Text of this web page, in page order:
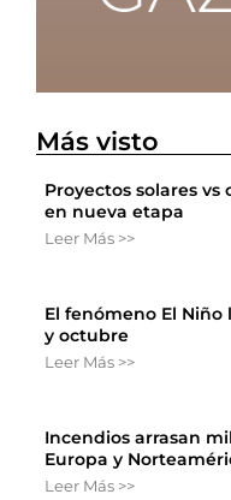
Más visto
Proyectos solares
en nueva etapa
Leer Más >>
El fenómeno El
y octubre
Leer Más >>
Incendios arrasan
Europa y
Leer Más >>